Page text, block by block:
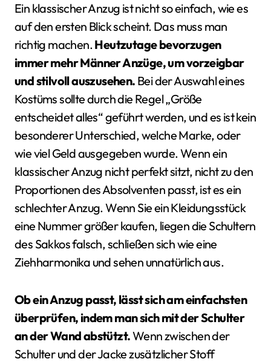
Ein klassischer Anzug ist nicht so einfach, wie es
auf den ersten Blick scheint. Das muss man
richtig machen.Heutzutage bevorzugen
immer mehr Männer Anzüge, um vorzeigbar
und stilvoll auszusehen. Bei der Auswahl eines
Kostüms sollte durch die Regel „Größe
entscheidet alles“ geführt werden, und es ist kein
besonderer Unterschied, welche Marke, oder
wie viel Geld ausgegeben wurde. Wenn ein
klassischer Anzug nicht perfekt sitzt, nicht zu den
Proportionen des Absolventen passt, ist es ein
schlechter Anzug. Wenn Sie ein Kleidungsstück
eine Nummer größer kaufen, liegen die Schultern
des Sakkos falsch, schließen sich wie eine
Ziehharmonika und sehen unnatürlich aus.
Ob ein Anzug passt, lässt sich am einfachsten
überprüfen, indem man sich mit der Schulter
an der Wand abstützt.Wenn zwischen der
Schulter und der Jacke zusätzlicher Stoff